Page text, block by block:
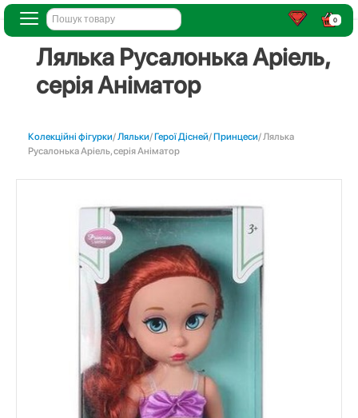
0
Лялька Русалонька Аріель,
серія Аніматор
Колекційні фігурки/Ляльки/Герої Дісней/Принцеси/ Лялька
Русалонька Аріель, серія Аніматор